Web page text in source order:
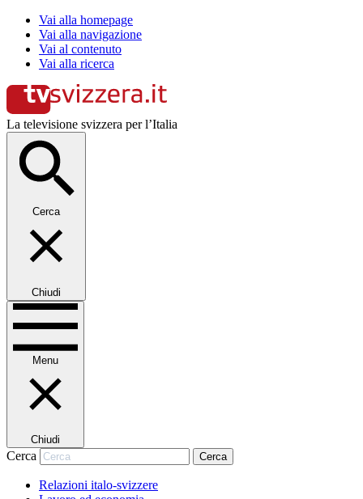
Vai alla homepage
Vai alla navigazione
Vai al contenuto
Vai alla ricerca
La televisione svizzera per l’Italia
Cerca
Chiudi
Menu
Chiudi
Cerca Cerca
Relazioni italo-svizzere